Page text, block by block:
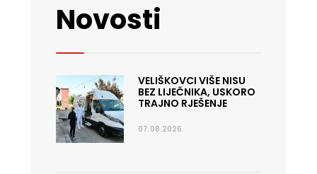
Novosti
VELIŠKOVCI VIŠE NISU
BEZ LIJEČNIKA, USKORO
TRAJNO RJEŠENJE
07.08.2026.